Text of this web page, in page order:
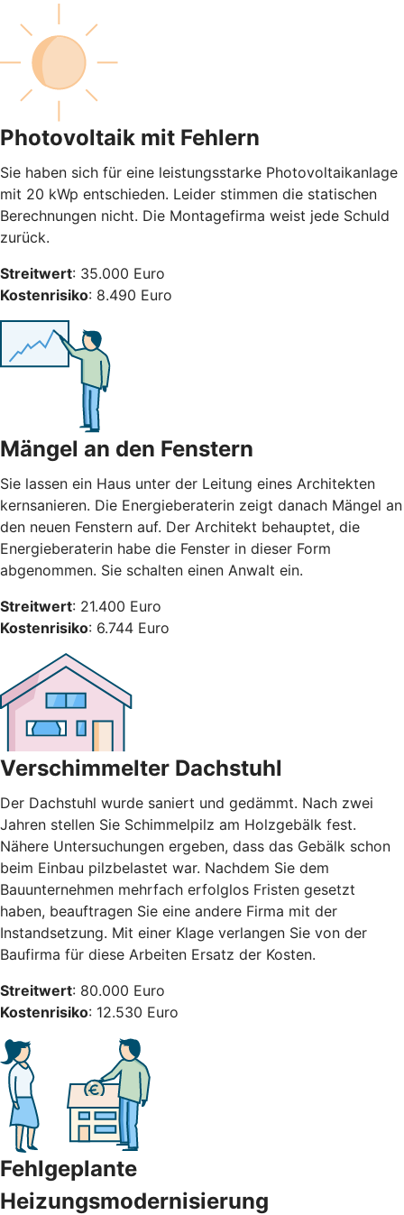
Photovoltaik mit Fehlern
Sie haben sich für eine leistungsstarke Photovoltaikanlage
mit 20 kWp entschieden. Leider stimmen die statischen
Berechnungen nicht. Die Montagefirma weist jede Schuld
zurück.
Streitwert: 35.000 Euro
Kostenrisiko: 8.490 Euro
Mängel an den Fenstern
Sie lassen ein Haus unter der Leitung eines Architekten
kernsanieren. Die Energieberaterin zeigt danach Mängel an
den neuen Fenstern auf. Der Architekt behauptet, die
Energieberaterin habe die Fenster in dieser Form
abgenommen. Sie schalten einen Anwalt ein.
Streitwert: 21.400 Euro
Kostenrisiko: 6.744 Euro
Verschimmelter Dachstuhl
Der Dachstuhl wurde saniert und gedämmt. Nach zwei
Jahren stellen Sie Schimmelpilz am Holzgebälk fest.
Nähere Untersuchungen ergeben, dass das Gebälk schon
beim Einbau pilzbelastet war. Nachdem Sie dem
Bauunternehmen mehrfach erfolglos Fristen gesetzt
haben, beauftragen Sie eine andere Firma mit der
Instandsetzung. Mit einer Klage verlangen Sie von der
Baufirma für diese Arbeiten Ersatz der Kosten.
Streitwert: 80.000 Euro
Kostenrisiko: 12.530 Euro
Fehlgeplante
Heizungsmodernisierung